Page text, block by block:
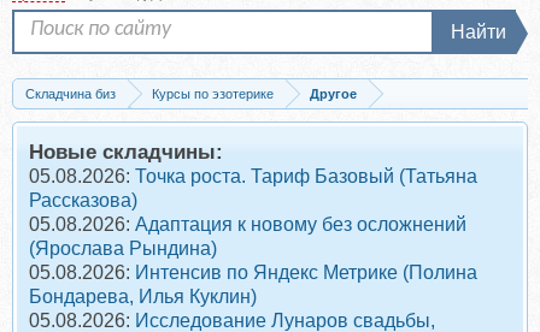
Найти
Складчина биз Курсы по эзотерике
Другое
Запись [Трансерфинг Центр] Женская сила - Божественная любовь (Татьяна...
Новые складчины:
05.08.2026: Точка роста. Тариф Базовый (Татьяна
Рассказова)
05.08.2026: Адаптация к новому без осложнений
(Ярослава Рындина)
05.08.2026: Интенсив по Яндекс Метрике (Полина
Бондарева, Илья Куклин)
05.08.2026: Исследование Лунаров свадьбы,